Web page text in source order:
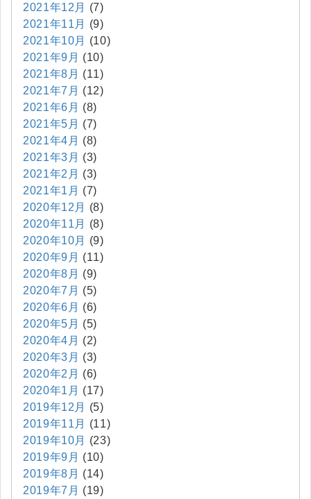
2021年12月
(7)
2021年11月
(9)
2021年10月
(10)
2021年9月 (10)
2021年8月 (11)
2021年7月 (12)
2021年6月 (8)
2021年5月 (7)
2021年4月 (8)
2021年3月 (3)
2021年2月 (3)
2021年1月 (7)
2020年12月
(8)
2020年11月
(8)
2020年10月
(9)
2020年9月 (11)
2020年8月 (9)
2020年7月 (5)
2020年6月 (6)
2020年5月 (5)
2020年4月 (2)
2020年3月 (3)
2020年2月 (6)
2020年1月 (17)
2019年12月
(5)
2019年11月
(11)
2019年10月
(23)
2019年9月 (10)
2019年8月 (14)
2019年7月 (19)